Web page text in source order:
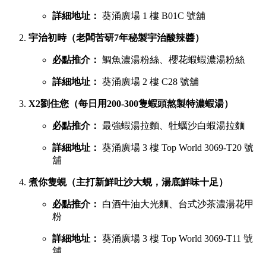
詳細地址： 葵涌廣場 1 樓 B01C 號舖
宇治初時（老闆苦研7年秘製宇治酸辣醬）
必點推介： 鯛魚濃湯粉絲、櫻花蝦蝦濃湯粉絲
詳細地址： 葵涌廣場 2 樓 C28 號舖
X2劉住您（每日用200-300隻蝦頭熬製特濃蝦湯）
必點推介： 最強蝦湯拉麵、牡蠣沙白蝦湯拉麵
詳細地址： 葵涌廣場 3 樓 Top World 3069-T20 號
舖
煮你隻蜆（主打新鮮吐沙大蜆，湯底鮮味十足）
必點推介：
白酒牛油大光麵、台式沙茶濃湯花甲
粉
詳細地址： 葵涌廣場 3 樓 Top World 3069-T11 號